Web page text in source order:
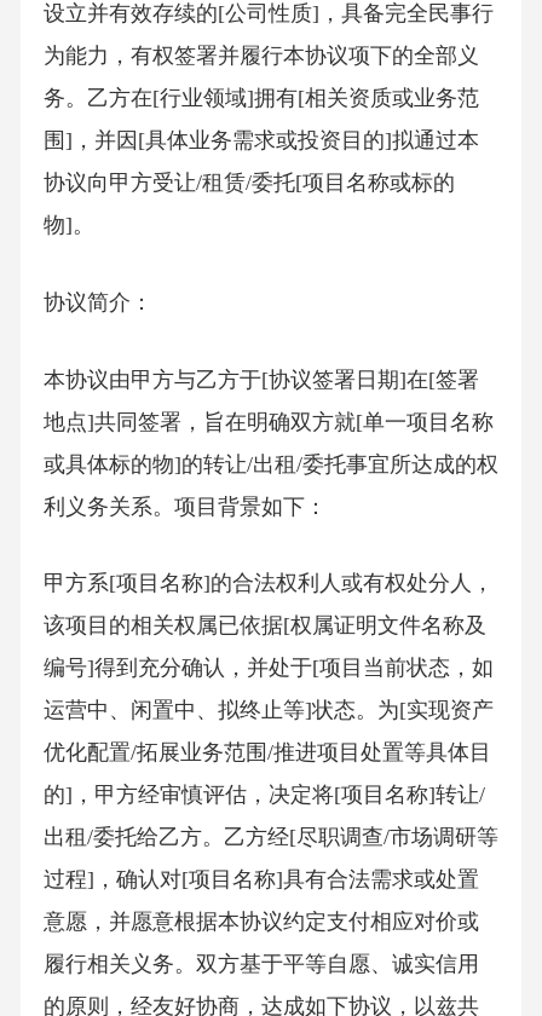
设立并有效存续的[公司性质]，具备完全民事行
为能力，有权签署并履行本协议项下的全部义
务。乙方在[行业领域]拥有[相关资质或业务范
围]，并因[具体业务需求或投资目的]拟通过本
协议向甲方受让/租赁/委托[项目名称或标的
物]。
协议简介：
本协议由甲方与乙方于[协议签署日期]在[签署
地点]共同签署，旨在明确双方就[单一项目名称
或具体标的物]的转让/出租/委托事宜所达成的权
利义务关系。项目背景如下：
甲方系[项目名称]的合法权利人或有权处分人，
该项目的相关权属已依据[权属证明文件名称及
编号]得到充分确认，并处于[项目当前状态，如
运营中、闲置中、拟终止等]状态。为[实现资产
优化配置/拓展业务范围/推进项目处置等具体目
的]，甲方经审慎评估，决定将[项目名称]转让/
出租/委托给乙方。乙方经[尽职调查/市场调研等
过程]，确认对[项目名称]具有合法需求或处置
意愿，并愿意根据本协议约定支付相应对价或
履行相关义务。双方基于平等自愿、诚实信用
的原则，经友好协商，达成如下协议，以兹共